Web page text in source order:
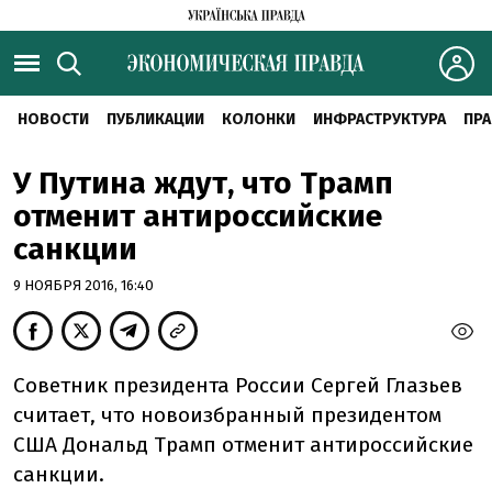
НОВОСТИ ПУБЛИКАЦИИ КОЛОНКИ ИНФРАСТРУКТУРА
У Путина ждут, что Трамп
отменит антироссийские
санкции
9 НОЯБРЯ 2016, 16:40
Советник президента России Сергей Глазьев
считает, что новоизбранный президентом
США Дональд Трамп отменит антироссийские
санкции.